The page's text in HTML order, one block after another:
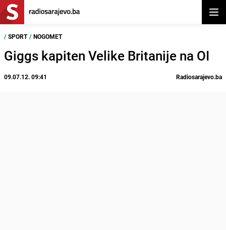
/ SPORT / NOGOMET
Giggs kapiten Velike Britanije na OI
09.07.12. 09:41 Radiosarajevo.ba